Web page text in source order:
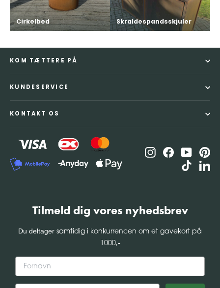
Cirkelbed Skraldespandsskjuler
KOM TÆTTERE PÅ
KUNDESERVICE
KONTAKT OS
InstagramFacebook
TikTok
Tilmeld dig vores nyhedsbrev
Du deltager samtidig i konkurrencen om et gavekort på
1000,-